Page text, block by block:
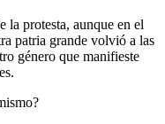
protesta, aunque en el
patria grande volvió a las
género que manifieste